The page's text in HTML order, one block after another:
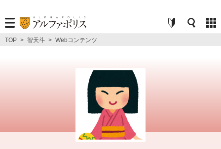
TOP > 智天斗 > Webコンテンツ